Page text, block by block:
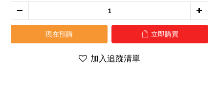
現在預購 立即購買
加入追蹤清單